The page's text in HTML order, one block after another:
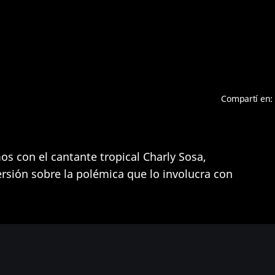
Compartí en:
con el cantante tropical Charly Sosa,
sobre la polémica que lo involucra con